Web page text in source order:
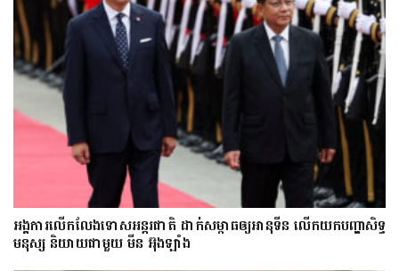
អង្គការលើកលែងទោសអន្តរជាតិ ដាក់សម្ពាធឲ្យអានុទីន លើកយកបញ្ហាសិទ្ធ
មនុស្ស និយាយជាមួយ មីន អ៊ុងឡាំង